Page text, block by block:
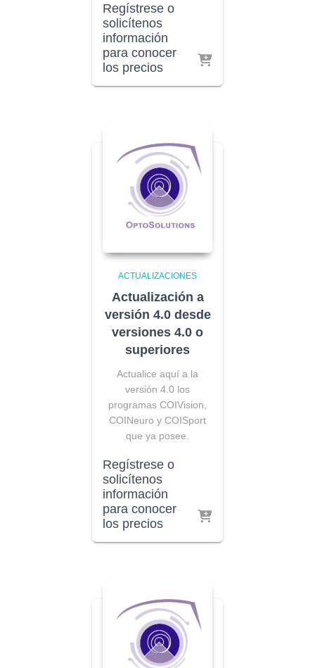
Regístrese o
solicítenos
información
para conocer
los precios
ACTUALIZACIONES
Actualización a
versión 4.0 desde
versiones 4.0 o
superiores
Actualice aquí a la
versión 4.0 los
programas COIVision,
COINeuro y COISport
que ya posee.
Regístrese o
solicítenos
información
para conocer
los precios